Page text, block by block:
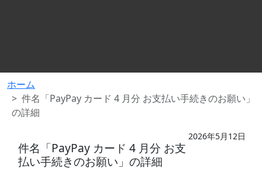
ホーム
件名「PayPay カード 4 月分 お支払い手続きのお願い」
の詳細
件名「PayPay カード 4 月分 お支
払い手続きのお願い」の詳細
2026年5月12日